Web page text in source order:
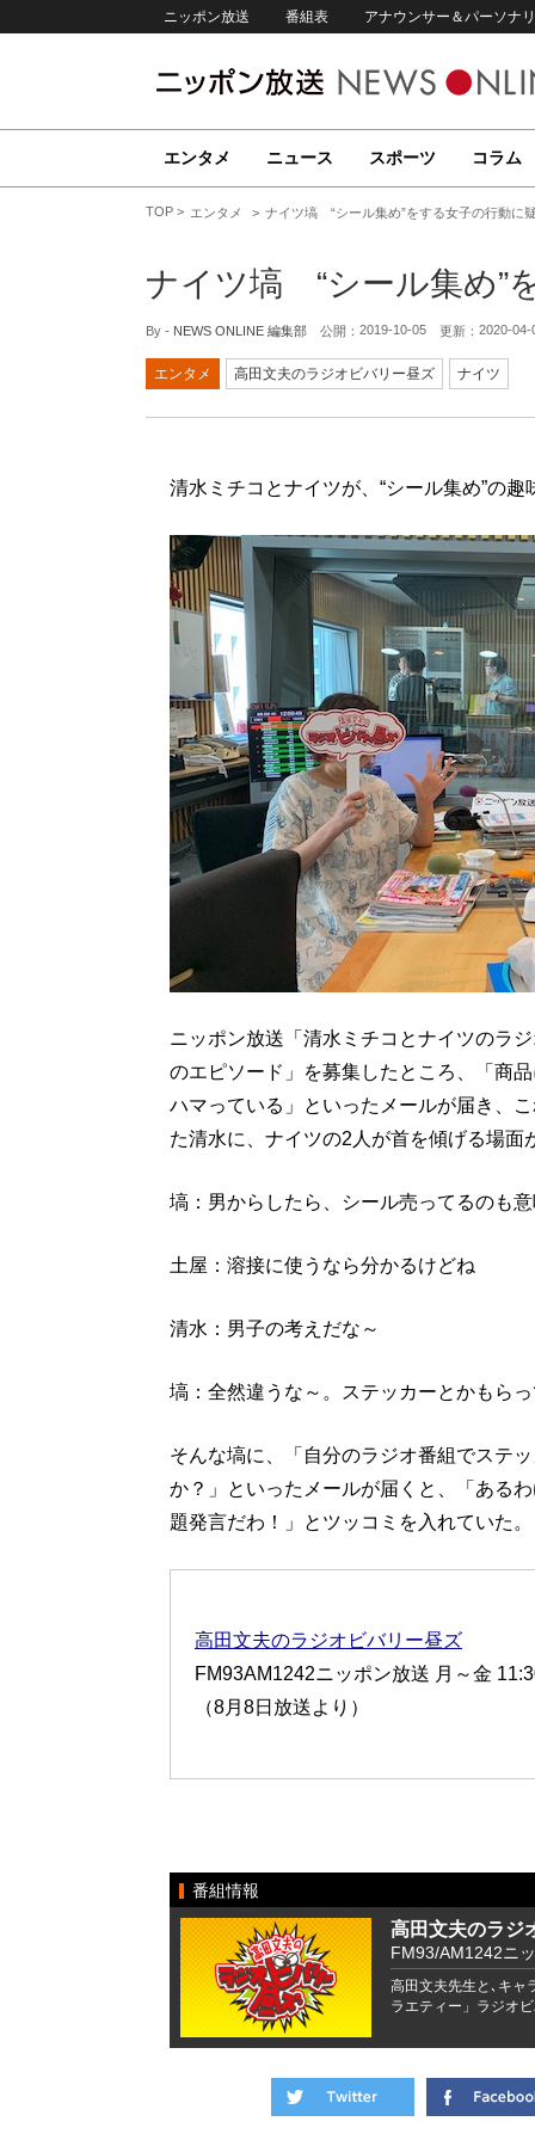
ニッポン放送 番組表 アナウンサー＆パーソナ
エンタメ ニュース スポーツ コラム
TOP エンタメ ナイツ塙 “シール集め”をする女子の行動に
ナイツ塙 “シール集め”
By - NEWS ONLINE 編集部 公開： 2019-10-05 更新： 2020-04-
エンタメ 高田文夫のラジオビバリー昼ズ ナイツ
清水ミチコとナイツが、“シール集め”の
ニッポン放送「清水ミチコとナイツのラ
のエピソード」を募集したところ、「商
ハマっている」といったメールが届き、
た清水に、ナイツの2人が首を傾げる場面
塙：男からしたら、シール売ってるのも
土屋：溶接に使うなら分かるけどね
清水：男子の考えだな～
塙：全然違うな～。ステッカーとかもら
そんな塙に、「自分のラジオ番組でステ
か？」といったメールが届くと、「ある
題発言だわ！」とツッコミを入れていた。
高田文夫のラジオビバリー昼ズ
FM93AM1242ニッポン放送 月～金
（8月8日放送より）
番組情報
高田文夫のラジ
FM93/AM1242ニ
高田文夫先生と､キャ
ラエティー」ラジオ